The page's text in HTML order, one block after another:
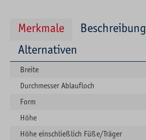
Merkmale Beschreibung
Alternativen
Breite
Durchmesser Ablaufloch
Form
Höhe
Höhe einschließlich Füße/Träger